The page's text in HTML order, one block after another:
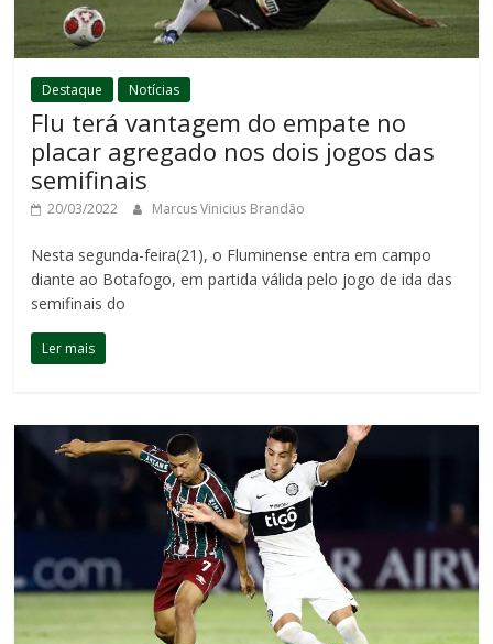
Destaque Notícias
Flu terá vantagem do empate no
placar agregado nos dois jogos das
semifinais
20/03/2022 Marcus Vinicius Brandão
Nesta segunda-feira(21), o Fluminense entra em campo
diante ao Botafogo, em partida válida pelo jogo de ida das
semifinais do
Ler mais